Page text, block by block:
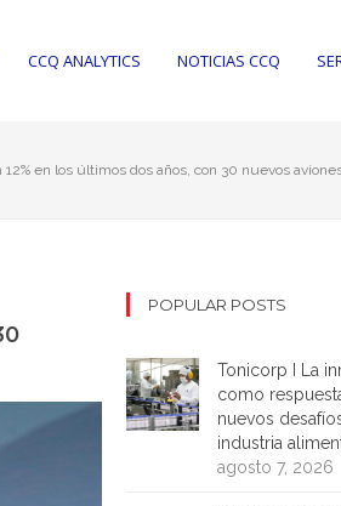
CCQ ANALYTICS NOTICIAS CCQ
en los últimos dos años, con 30 nuevos
POPULAR POSTS
Tonicorp I La
como
nuevos
industria
agosto 7, 2026